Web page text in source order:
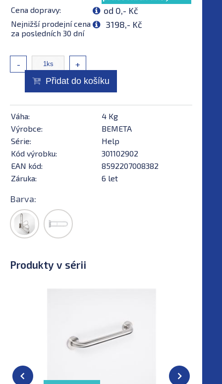
Cena dopravy: od 0,- Kč
Nejnižší prodejní cena
za posledních 30 dní
3198,- Kč
- +
Přidat do košíku
Váha:
4 Kg
Výrobce:
BEMETA
Série:
Help
Kód výrobku:
301102902
EAN kód:
8592207008382
Záruka:
6 let
Barva:
Produkty v sérii